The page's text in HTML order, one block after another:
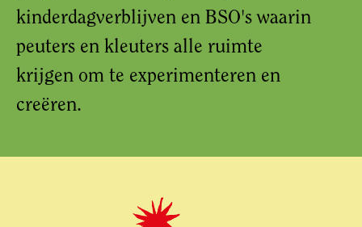
kinderdagverblijven en BSO's waarin
peuters en kleuters alle ruimte
krijgen om te experimenteren en
creëren.